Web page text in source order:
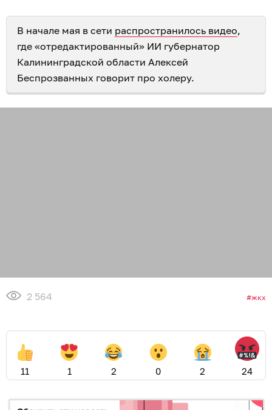
В начале мая в сети распространилось видео,
где «отредактированный» ИИ губернатор
Калининградской области Алексей
Беспрозванных говорит про холеру.
2 564 жкх
11 1 2 0 2 24